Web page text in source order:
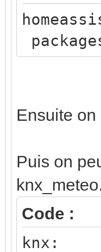
Ensuite
Puis on
Code :
knx: